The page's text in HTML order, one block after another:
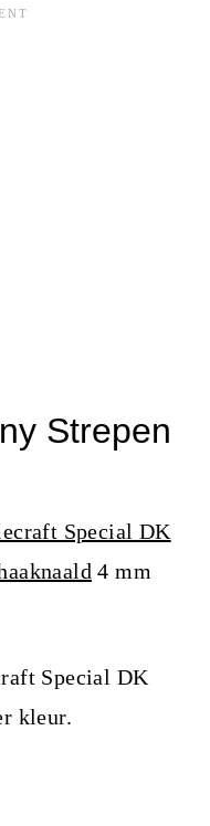
Strepen
Special DK
4 mm
Special DK
kleur.